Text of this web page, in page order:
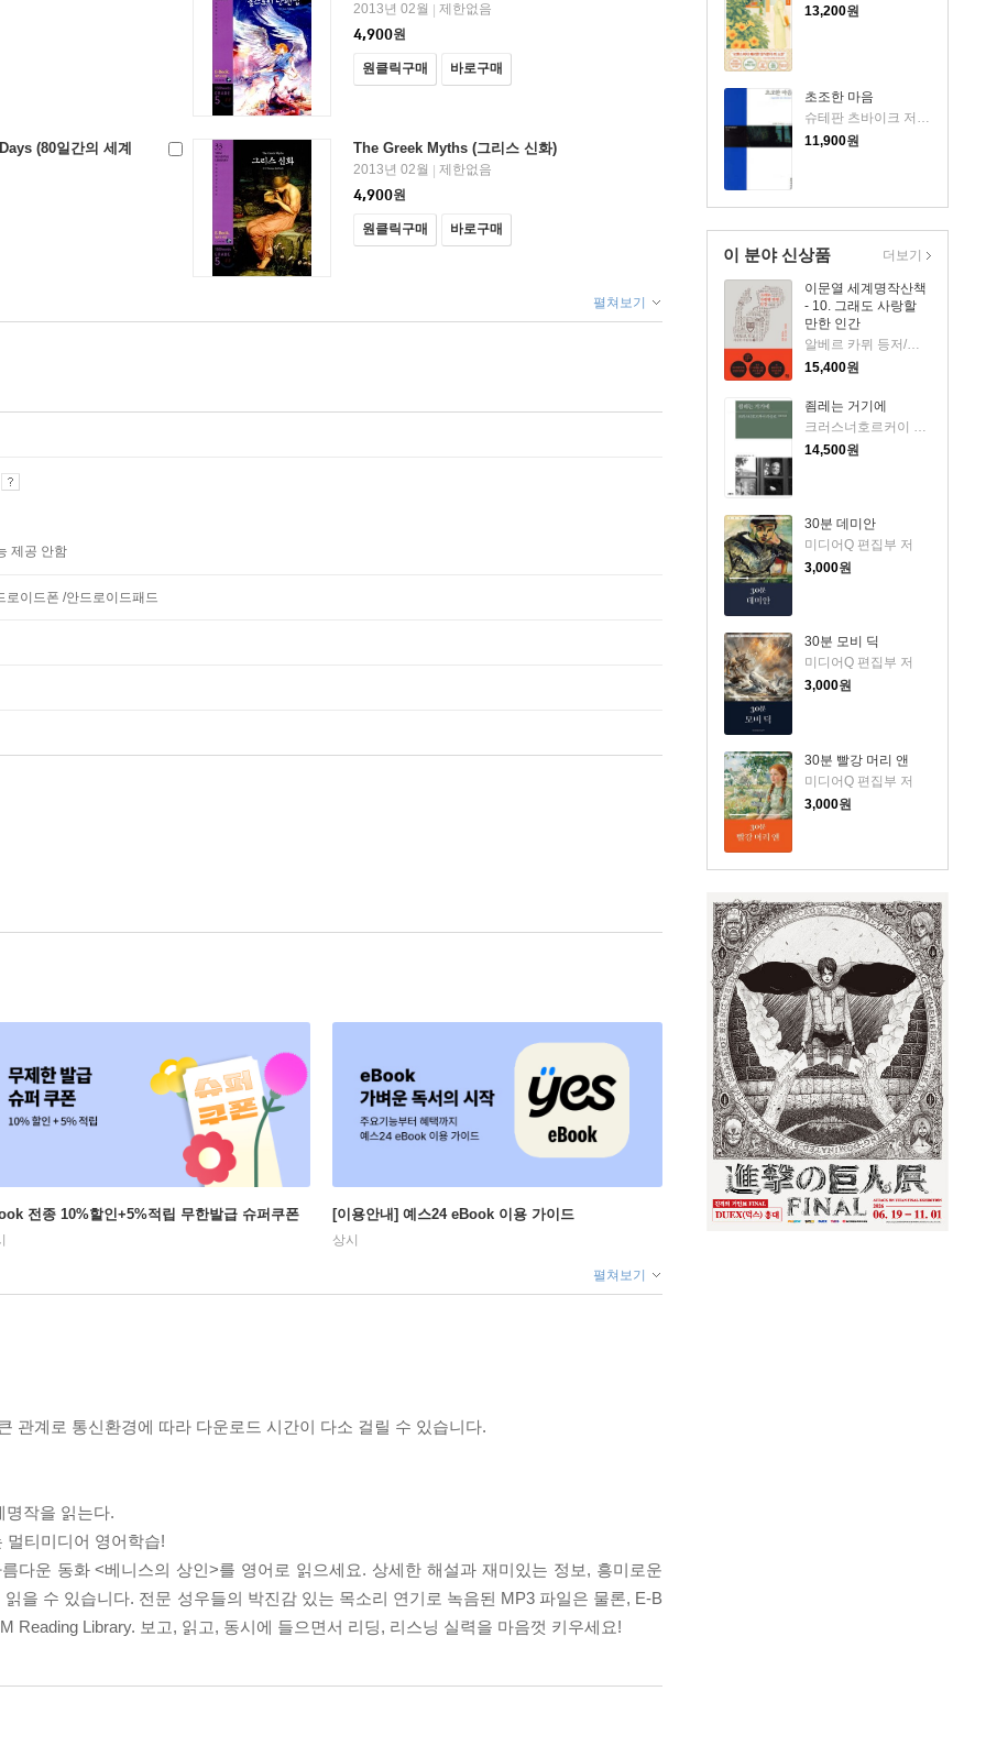
13,200원
초조한 마음
11,900원
이 분야 신상품
이문열 세계명작산책
- 10. 그래도 사랑할
만한 인간
알베르 카뮈 등저/이문열 편
15,400원
죔레는 거기에
14,500원
30분 데미안
미디어Q 편집부 저
3,000원
30분 모비 딕
미디어Q 편집부 저
3,000원
30분 빨강 머리 앤
미디어Q 편집부 저
3,000원
더보기
2013년 02월
제한없음
4,900원
원클릭구매 바로구매
(80일간의 세계 The Greek Myths (그리스 신화)
2013년 02월
제한없음
4,900원
원클릭구매 바로구매
펼쳐보기
제공 안함
로이드폰 /안드로이드패드
전종 10%할인+5%적립 무한발급 슈퍼쿠폰 [이용안내] 예스24 eBook 이용 가이드
상시
펼쳐보기
관계로 통신환경에 따라 다운로드 시간이 다소 걸릴 수 있습니다.
명작을 읽는다.
멀티미디어 영어학습!
다운 동화 <베니스의 상인>를 영어로 읽으세요. 상세한 해설과 재미있는 정보, 흥미로운
을 수 있습니다. 전문 성우들의 박진감 있는 목소리 연기로 녹음된 MP3 파일은 물론, E-B
Reading Library. 보고, 읽고, 동시에 들으면서 리딩, 리스닝 실력을 마음껏 키우세요!